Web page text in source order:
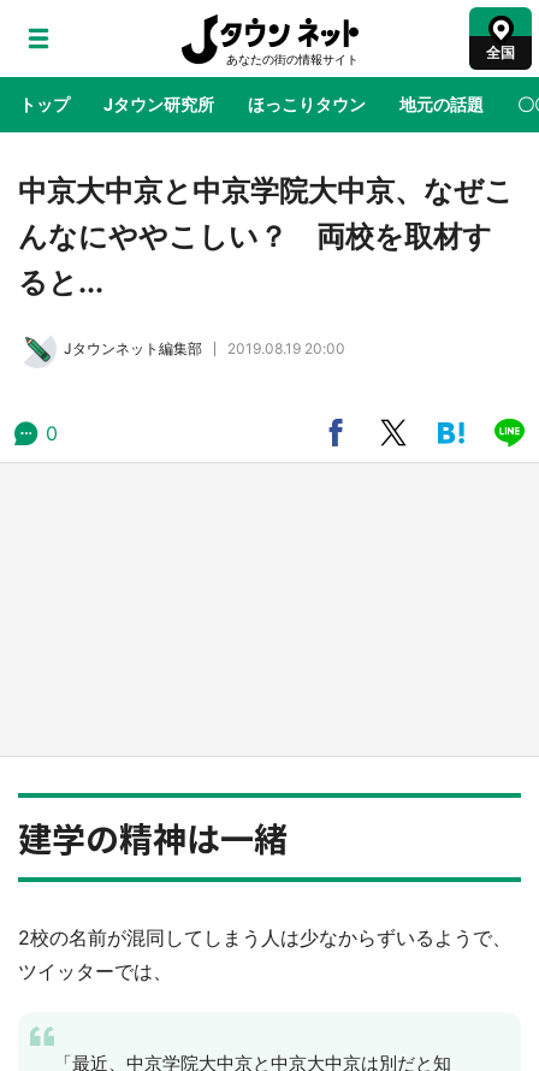
全国
トップ Jタウン研究所 ほっこりタウン 地元の話題 〇
地域×二次元 絶景 あの時はありがとう 物語がはじ
中京大中京と中京学院大中京、なぜこ
んなにややこしい？ 両校を取材す
ると...
Jタウンネット編集部 2019.08.19 20:00
0
建学の精神は一緒
2校の名前が混同してしまう人は少なからずいるようで、
ツイッターでは、
「最近、中京学院大中京と中京大中京は別だと知